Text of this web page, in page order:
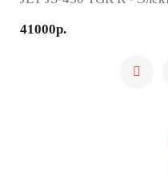
41000р.